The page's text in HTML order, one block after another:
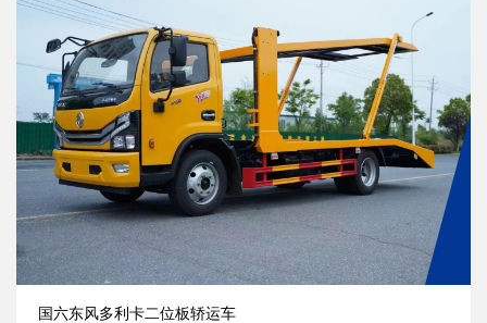
国六东风多利卡二位板轿运车